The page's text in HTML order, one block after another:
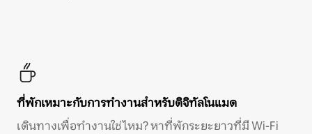
ที่พักเหมาะกับการทำงานสำหรับดิจิทัลโนแมด
เดินทางเพื่อทำงานใช่ไหม? หาที่พักระยะยาวที่มี Wi-Fi